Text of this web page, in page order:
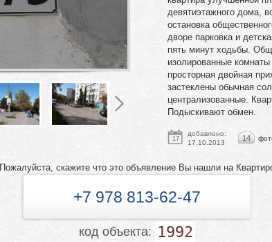
девятиэтажного дома,
остановка
дворе парковка и
пять минут ходьбы.
изолированные
просторная двойная
застеклены обычная
централизованные.
Подыскивают обмен.
17
добавлено:
17.10.2013
14
Пожалуйста, скажите что это объявление Вы нашли на
+7 978 813-62-47
код объекта: 1992